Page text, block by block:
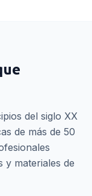
del siglo XX
de más de 50
y materiales de